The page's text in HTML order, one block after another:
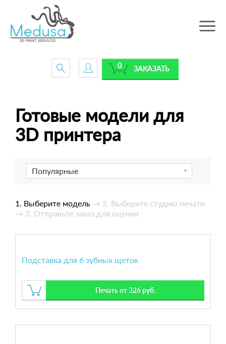
Toggle
ЗАКАЗАТЬ
0
Готовые модели для
3D принтера
Популярные
1. Выберите модель → 2. Выберите студию печати
→ 3. Отправьте заказ для оценки
Подставка для 6 зубных щеток
Печать от 326 руб.